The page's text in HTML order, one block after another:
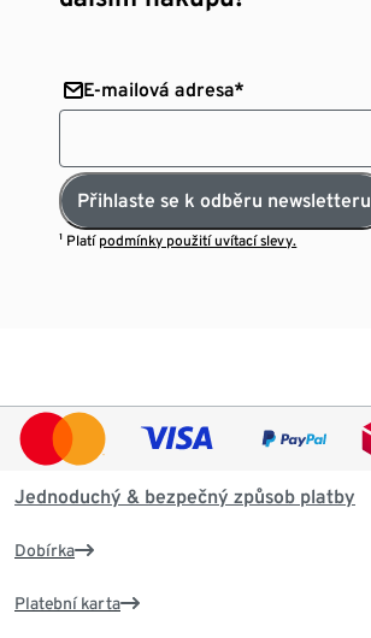
E-mailová adresa*
Přihlaste se k odběru newsletteru
¹ Platí podmínky použití uvítací slevy.
Jednoduchý & bezpečný způsob platby
Dobírka
Platební karta